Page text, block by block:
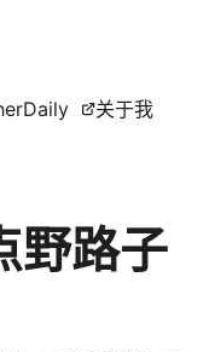
关于我
野路子